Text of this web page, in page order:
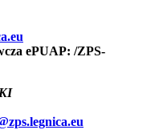
ePUAP: /ZPS-